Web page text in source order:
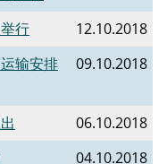
行
12.10.2018
输安排
09.10.2018
06.10.2018
04.10.2018